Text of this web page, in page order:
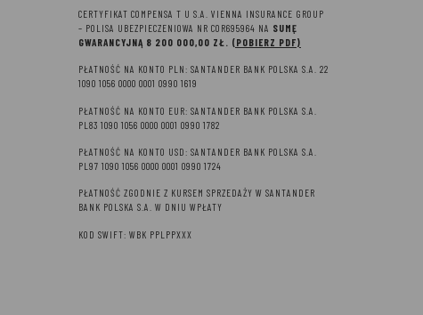
CERTYFIKAT COMPENSA T U S.A. VIENNA INSURANCE GROUP
– POLISA UBEZPIECZENIOWA NR COR695964 NA SUMĘ
GWARANCYJNĄ 8 200 000,00 ZŁ. (POBIERZ PDF)
PŁATNOŚĆ NA KONTO PLN: SANTANDER BANK POLSKA S.A. 22
1090 1056 0000 0001 0990 1619
PŁATNOŚĆ NA KONTO EUR: SANTANDER BANK POLSKA S.A.
PL83 1090 1056 0000 0001 0990 1782
PŁATNOŚĆ NA KONTO USD: SANTANDER BANK POLSKA S.A.
PL97 1090 1056 0000 0001 0990 1724
PŁATNOŚĆ ZGODNIE Z KURSEM SPRZEDAŻY W SANTANDER
BANK POLSKA S.A. W DNIU WPŁATY
KOD SWIFT: WBK PPLPPXXX